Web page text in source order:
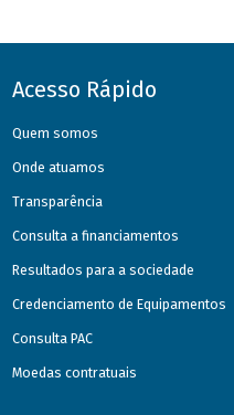
Acesso Rápido
Quem somos
Onde atuamos
Transparência
Consulta a financiamentos
Resultados para a sociedade
Credenciamento de Equipamentos
Consulta PAC
Moedas contratuais